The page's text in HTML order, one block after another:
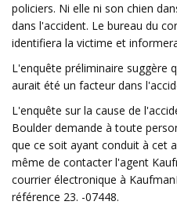
policiers. Ni elle ni son chien
dans l'accident. Le bureau du
identifiera la victime et
L'enquête préliminaire suggère
aurait été un facteur dans
L'enquête sur la cause de
Boulder demande à toute
que ce soit ayant conduit à cet
même de contacter l'agent
courrier électronique à
référence 23. -07448.